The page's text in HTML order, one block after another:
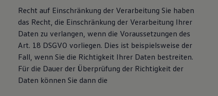
Recht auf Einschränkung der Verarbeitung Sie haben
das Recht, die Einschränkung der Verarbeitung Ihrer
Daten zu verlangen, wenn die Voraussetzungen des
Art. 18 DSGVO vorliegen. Dies ist beispielsweise der
Fall, wenn Sie die Richtigkeit Ihrer Daten bestreiten.
Für die Dauer der Überprüfung der Richtigkeit der
Daten können Sie dann die